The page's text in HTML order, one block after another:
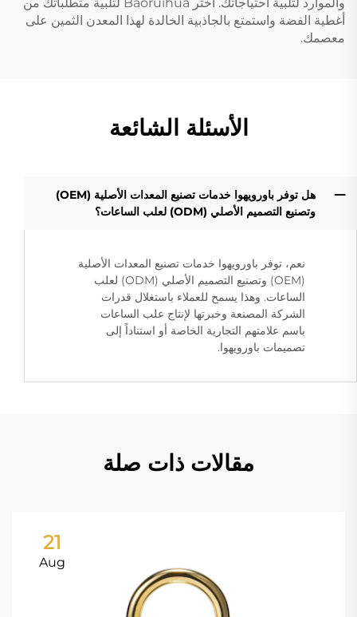
أغطية الفضة واستمتع بالجاذبية الخالدة لهذا المعدن الثمين على
معصمك.
الأسئلة الشائعة
هل توفر باورويهوا خدمات تصنيع المعدات الأصلية (OEM)
وتصنيع التصميم الأصلي (ODM) لعلب الساعات؟
نعم، توفر باورويهوا خدمات تصنيع المعدات الأصلية
(OEM) وتصنيع التصميم الأصلي (ODM) لعلب
الساعات. وهذا يسمح للعملاء باستغلال قدرات
الشركة المصنعة وخبرتها لإنتاج علب الساعات
باسم علامتهم التجارية الخاصة أو استناداً إلى
تصميمات باورويهوا.
مقالات ذات صلة
21
Aug